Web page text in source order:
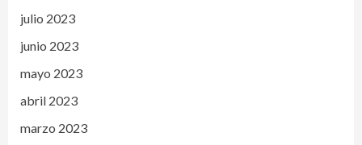
julio 2023
junio 2023
mayo 2023
abril 2023
marzo 2023